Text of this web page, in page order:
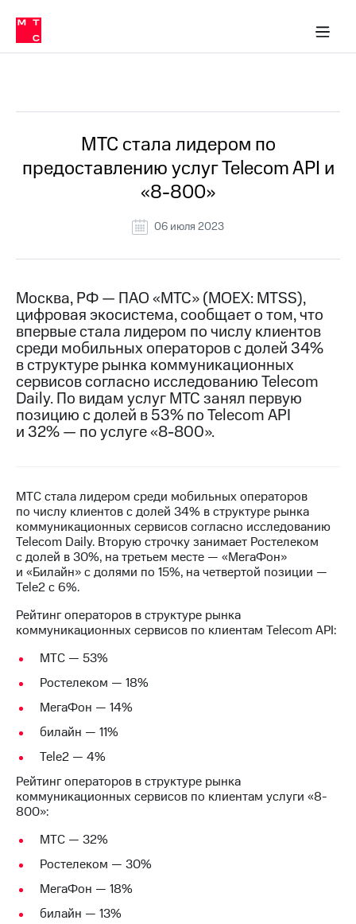
Медиа-центр
и акционерам
Устойчивое развитие
Комплаенс и деловая этика
компании
Карьера
История
компании
информация
Контакты
Медиа-центр
Пресс-
релизы
МТС
о технологиях
Достижения
отчетность
Контакты
Пригласить
спикера
и акционерам
Корпоративное
управление
секретарь
Раскрытие
информации
Информация
Документы
ПАО
"МТС"
Собрания
Личный
акционера
Акционерный
капитал
Контроль
в МТС
Пресс-
релизы
о технологиях
МТС стала лидером по
предоставлению услуг Telecom API и
«8-800»
06 июля 2023
Москва, РФ — ПАО «МТС» (MOEX: MTSS),
цифровая экосистема, сообщает о том, что
впервые стала лидером по числу клиентов
среди мобильных операторов с долей 34%
в структуре рынка коммуникационных
сервисов согласно исследованию Telecom
Daily. По видам услуг МТС занял первую
позицию с долей в 53% по Telecom API
и 32% — по услуге «8-800».
МТС стала лидером среди мобильных операторов
по числу клиентов с долей 34% в структуре рынка
коммуникационных сервисов согласно исследованию
Telecom Daily. Вторую строчку занимает Ростелеком
с долей в 30%, на третьем месте — «МегаФон»
и «Билайн» с долями по 15%, на четвертой позиции —
Tele2 c 6%.
Рейтинг операторов в структуре рынка
коммуникационных сервисов по клиентам Telecom API:
МТС — 53%
Ростелеком — 18%
МегаФон — 14%
билайн — 11%
Tele2 — 4%
Рейтинг операторов в структуре рынка
коммуникационных сервисов по клиентам услуги «8-
800»:
МТС — 32%
Ростелеком — 30%
МегаФон — 18%
билайн — 13%